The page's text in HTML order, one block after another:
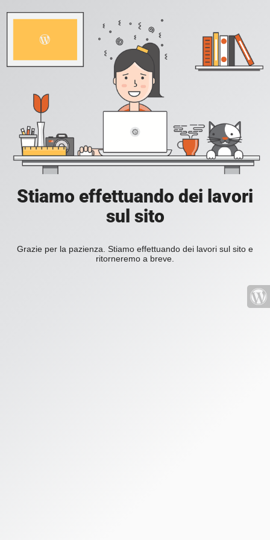
Stiamo effettuando dei lavori
sul sito
Grazie per la pazienza. Stiamo effettuando dei lavori sul sito e
ritorneremo a breve.